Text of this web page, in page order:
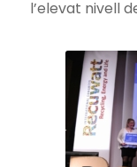
l’elevat nivell